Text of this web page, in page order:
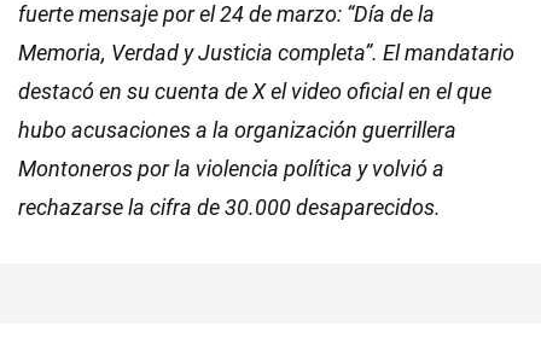
fuerte mensaje por el 24 de marzo: “Día de la
Memoria, Verdad y Justicia completa”. El mandatario
destacó en su cuenta de X el video oficial en el que
hubo acusaciones a la organización guerrillera
Montoneros por la violencia política y volvió a
rechazarse la cifra de 30.000 desaparecidos.